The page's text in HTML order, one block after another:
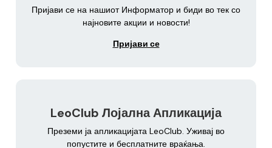
Пријави се на нашиот Информатор и биди во тек со
најновите акции и новости!
Пријави се
LeoClub Лојална Апликација
Преземи ја апликацијата LeoClub. Уживај во
попустите и бесплатните враќања.